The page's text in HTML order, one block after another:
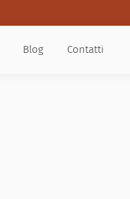
Blog Contatti